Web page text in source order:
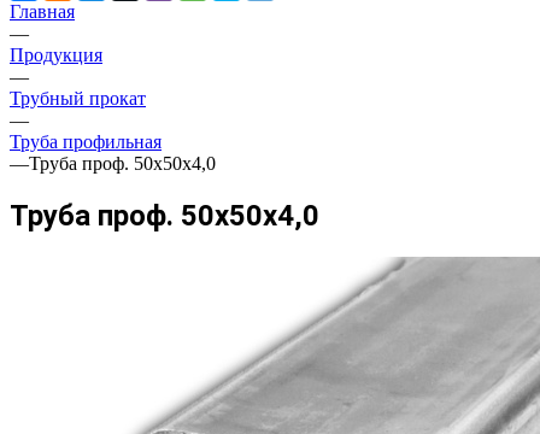
Главная
—
Продукция
—
Трубный прокат
—
Труба профильная
—Труба проф. 50х50х4,0
Труба проф. 50х50х4,0